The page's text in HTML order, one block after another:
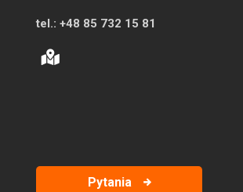
tel.: +48 85 732 15 81
Pytania